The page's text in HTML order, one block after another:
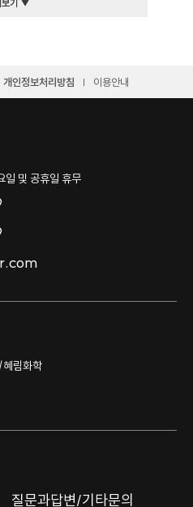
보기 ▼
개인정보처리방침 이용안내
및 공휴일 휴무
림화학
질문과답변/기타문의